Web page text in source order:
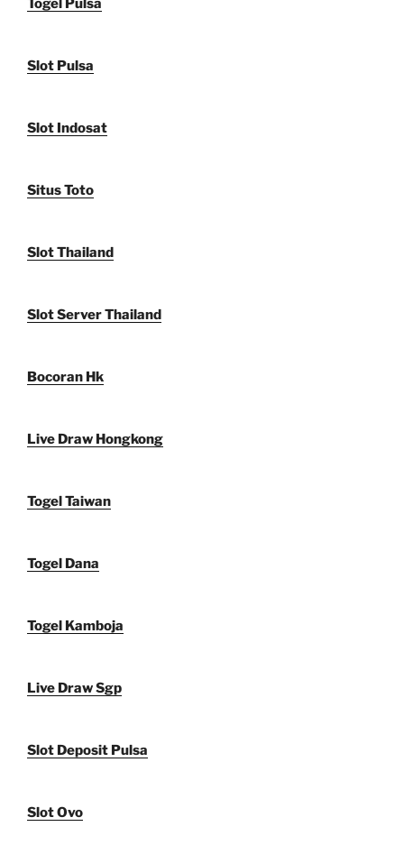
Togel Pulsa
Slot Pulsa
Slot Indosat
Situs Toto
Slot Thailand
Slot Server Thailand
Bocoran Hk
Live Draw Hongkong
Togel Taiwan
Togel Dana
Togel Kamboja
Live Draw Sgp
Slot Deposit Pulsa
Slot Ovo